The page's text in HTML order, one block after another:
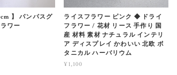
】 パンパスグ
ワー
ライスフラワー ピンク ◆ ドライ
フラワー / 花材 リース 手作り 国
産 材料 素材 ナチュラル インテリ
ア ディスプレイ かわいい 北欧 ボ
タニカル ハーバリウム
¥1,100